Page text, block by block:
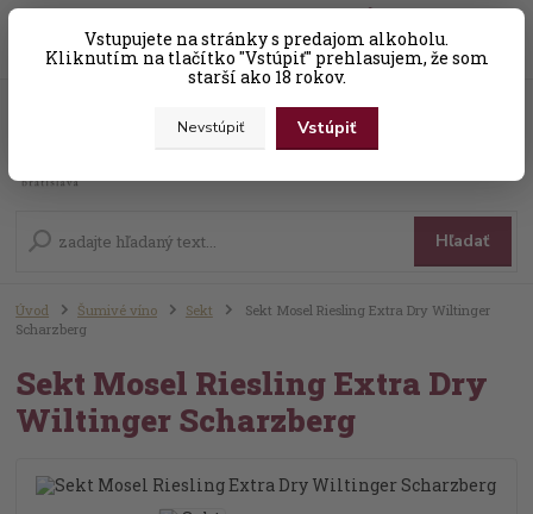
Vstupujete na stránky s predajom alkoholu.
Kliknutím na tlačítko "Vstúpiť" prehlasujem, že som
starší ako 18 rokov.
Nevstúpiť Vstúpiť
Hľadať
+421 (0) 31 56 25 377-8 za0,00 EUR
Úvod Šumivé víno Sekt
Sekt Mosel Riesling Extra Dry Wiltinger
Scharzberg
Sekt Mosel Riesling Extra Dry
Wiltinger Scharzberg